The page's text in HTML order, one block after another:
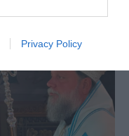
Privacy Policy